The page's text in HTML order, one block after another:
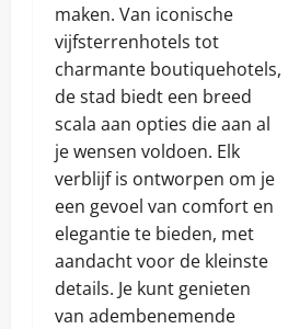
maken. Van iconische
vijfsterrenhotels tot
charmante boutiquehotels,
de stad biedt een breed
scala aan opties die aan al
je wensen voldoen. Elk
verblijf is ontworpen om je
een gevoel van comfort en
elegantie te bieden, met
aandacht voor de kleinste
details. Je kunt genieten
van adembenemende